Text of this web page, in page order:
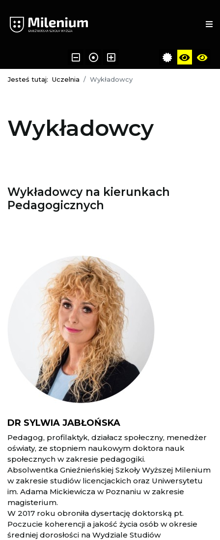
Jesteś tutaj: Uczelnia Wykładowcy
Wykładowcy
Wykładowcy na kierunkach
Pedagogicznych
DR SYLWIA JABŁOŃSKA
Pedagog, profilaktyk, działacz społeczny, menedżer
oświaty, ze stopniem naukowym doktora nauk
społecznych w zakresie pedagogiki.
Absolwentka Gnieźnieńskiej Szkoły Wyższej Milenium
w zakresie studiów licencjackich oraz Uniwersytetu
im. Adama Mickiewicza w Poznaniu w zakresie
magisterium.
W 2017 roku obroniła dysertację doktorską pt.
Poczucie koherencji a jakość życia osób w okresie
średniej dorosłości na Wydziale Studiów